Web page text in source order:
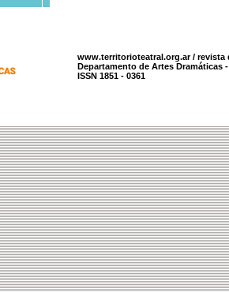
www.territorioteatral.org.ar /
Departamento de Artes Dramáticas
ISSN 1851 - 0361